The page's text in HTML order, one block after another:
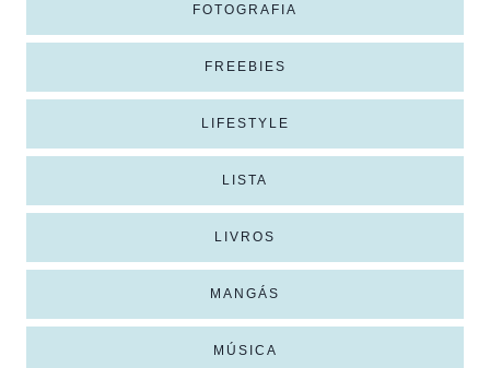
FOTOGRAFIA
FREEBIES
LIFESTYLE
LISTA
LIVROS
MANGÁS
MÚSICA